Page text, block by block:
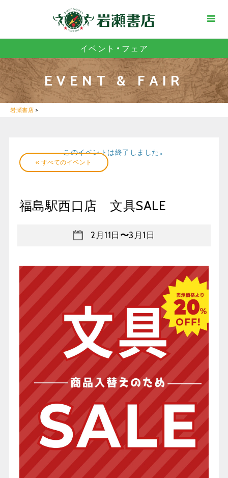
イベント・フェア
EVENT & FAIR
岩瀬書店 >
« すべてのイベント
このイベントは終了しました。
福島駅西口店 文具SALE
2月11日 〜3月1日